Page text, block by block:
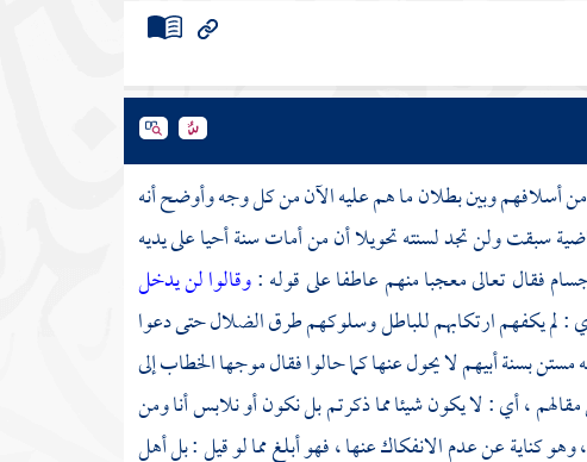
من أسلافهم وبين بطلان ما هم عليه الآن من كل وجه وأوضح أنه
سبقت ولن تجد لسنته تحويلا أن من أمات سنة أحيا على يديه
فقال تعالى معجبا منهم عاطفا على قوله :وقالوا لن يدخل
: لم يكفهم ارتكابهم للباطل وسلوكهم طرق الضلال حتى دعوا
مستن بسنة أبيهم لا يحول عنها كما حالوا فقال موجها الخطاب إلى
، أي : لا يكون شيئا مما ذكرتم بل نكون أو نلابس أنا ومن
، وهو كناية عن عدم الانفكاك عنها ، فهو أبلغ مما لو قيل : بل أهل